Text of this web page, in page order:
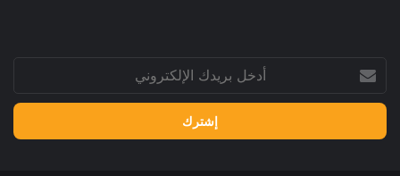
بريدك
الإلكتروني